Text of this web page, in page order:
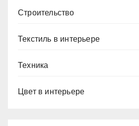
Строительство
Текстиль в интерьере
Техника
Цвет в интерьере